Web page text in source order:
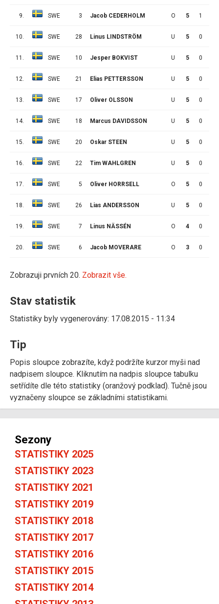
9. SWE 3 Jacob CEDERHOLM O 5 1
10. SWE 28 Linus LINDSTRÖM U 5 0
11. SWE 10 Jesper BOKVIST U 5 0
12. SWE 21 Elias PETTERSSON U 5 0
13. SWE 17 Oliver OLSSON U 5 0
14. SWE 18 Marcus DAVIDSSON U 5 0
15. SWE 20 Oskar STEEN U 5 0
16. SWE 22 Tim WAHLGREN U 5 0
17. SWE 5 Oliver HORRSELL O 5 0
18. SWE 26 Lias ANDERSSON U 5 0
19. SWE 7 Linus NÄSSÉN O 4 0
20. SWE 6 Jacob MOVERARE O 3 0
Zobrazuji prvních 20. Zobrazit vše.
Stav statistik
Statistiky byly vygenerovány: 17.08.2015 - 11:34
Tip
Popis sloupce zobrazíte, když podržíte kurzor myši nad
nadpisem sloupce. Kliknutím na nadpis sloupce tabulku
setřídíte dle této statistiky (oranžový podklad). Tučně jsou
vyznačeny sloupce se základními statistikami.
Sezony
STATISTIKY 2025
STATISTIKY 2023
STATISTIKY 2021
STATISTIKY 2019
STATISTIKY 2018
STATISTIKY 2017
STATISTIKY 2016
STATISTIKY 2015
STATISTIKY 2014